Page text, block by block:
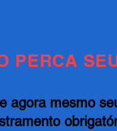
PERCA
agora mesmo